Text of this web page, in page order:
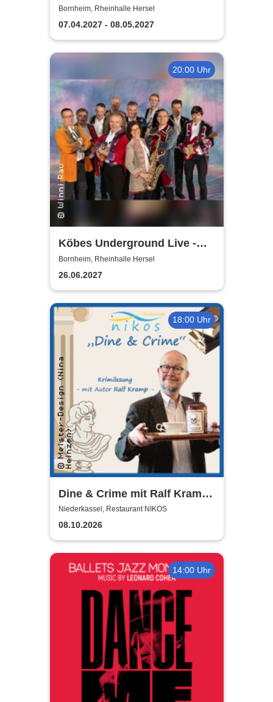
Bornheim, Rheinhalle Hersel
07.04.2027 - 08.05.2027
20:00 Uhr
Köbes Underground Live -
Hausband der Kölner
Stunksitzung
Bornheim, Rheinhalle Hersel
26.06.2027
18:00 Uhr
Dine & Crime mit Ralf Kramp |
Unterhaltsame Krimi-Lesung
Niederkassel, Restaurant NIKOS
08.10.2026
14:00 Uhr